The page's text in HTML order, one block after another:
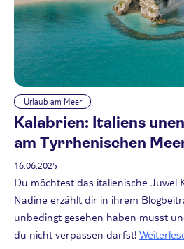
Urlaub am Meer
Kalabrien: Italiens
am Tyrrhenischen
16.06.2025
Du möchtest das italienische Juwel
Nadine erzählt dir in ihrem
unbedingt gesehen haben musst
du nicht verpassen darfst!